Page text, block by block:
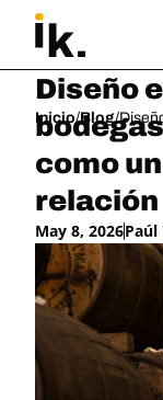
Inicio/Blog/
Diseño
como
relación
May 8, 2026Paúl